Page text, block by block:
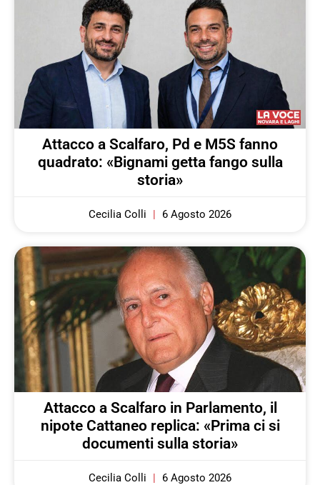
Attacco a Scalfaro, Pd e M5S fanno
quadrato: «Bignami getta fango sulla
storia»
Cecilia Colli 6 Agosto 2026
Attacco a Scalfaro in Parlamento, il
nipote Cattaneo replica: «Prima ci si
documenti sulla storia»
Cecilia Colli 6 Agosto 2026